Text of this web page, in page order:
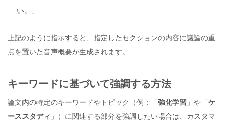
い。」
上記のように指示すると、指定したセクションの内容に議論の重
点を置いた音声概要が生成されます。
キーワードに基づいて強調する方法
論文内の特定のキーワードやトピック（例：「 強化学習 」や「 ケ
ーススタディ 」）に関連する部分を強調したい場合は、カスタマ